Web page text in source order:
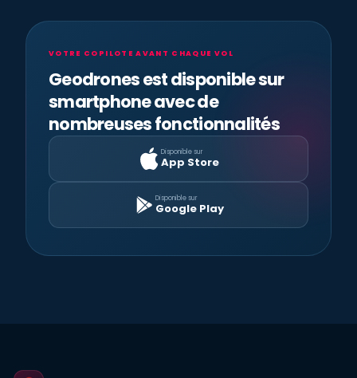
VOTRE COPILOTE AVANT CHAQUE VOL
Geodrones est disponible sur
smartphone avec de
nombreuses fonctionnalités
Disponible sur
App Store
Disponible sur
Google Play